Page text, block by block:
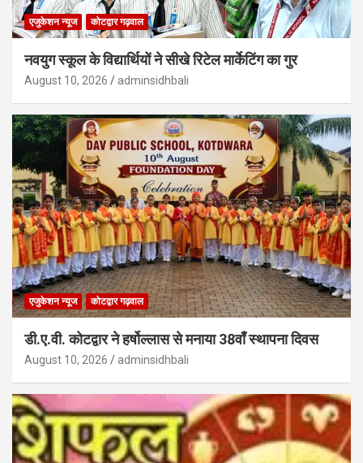
एजुकेशन न्‍यूज कोटद्वार गढ़वाल
नवयुग स्कूल के विद्यार्थियों ने सीखे रिटेल मार्केटिंग का गुर
August 10, 2026 adminsidhbali
एजुकेशन न्‍यूज कोटद्वार गढ़वाल
डी.ए.वी. कोटद्वार ने हर्षोल्लास से मनाया 38वाँ स्थापना दिवस
August 10, 2026 adminsidhbali